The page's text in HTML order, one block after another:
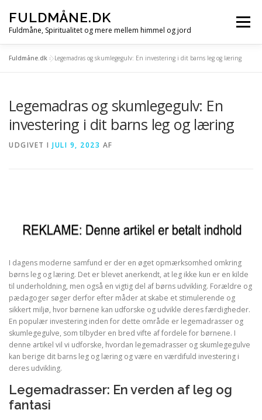
indhold
FULDMÅNE.DK
Fuldmåne, Spiritualitet og mere mellem himmel og jord
Menu
MÅNE, SOL OG STJERNER ALLE ARTIKLER
Fuldmåne.dk »Legemadras og skumlegegulv: En investering i dit barns leg og læring
Legemadras og skumlegegulv: En
investering i dit barns leg og læring
UDGIVET I JULI 9, 2023 AF
I dagens moderne samfund er der en øget opmærksomhed omkring
børns leg og læring. Det er blevet anerkendt, at leg ikke kun er en kilde
til underholdning, men også en vigtig del af børns udvikling. Forældre og
pædagoger søger derfor efter måder at skabe et stimulerende og
sikkert miljø, hvor børnene kan udforske og udvikle deres færdigheder.
En populær investering inden for dette område er legemadrasser og
skumlegegulve, som tilbyder en bred vifte af fordele for børnene. I
denne artikel vil vi udforske, hvordan legemadrasser og skumlegegulve
kan berige dit barns leg og læring og være en værdifuld investering i
deres udvikling.
Legemadrasser: En verden af leg og
fantasi